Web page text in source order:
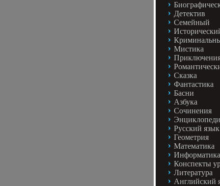
Детектив
Семейный
Мистика
Сказка
Фантастика
Басни
Азбука
Сочинения
Русский язык
Геометрия
Математика
Информатика
Конспекты
Литература
Английский